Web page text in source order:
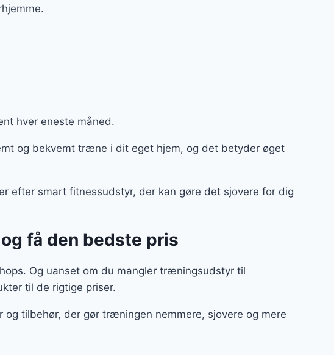
hver eneste måned.
og bekvemt træne i dit eget hjem, og det betyder øget
efter smart fitnessudstyr, der kan gøre det sjovere for dig
få den bedste pris
Og uanset om du mangler træningsudstyr til
til de rigtige priser.
tilbehør, der gør træningen nemmere, sjovere og mere